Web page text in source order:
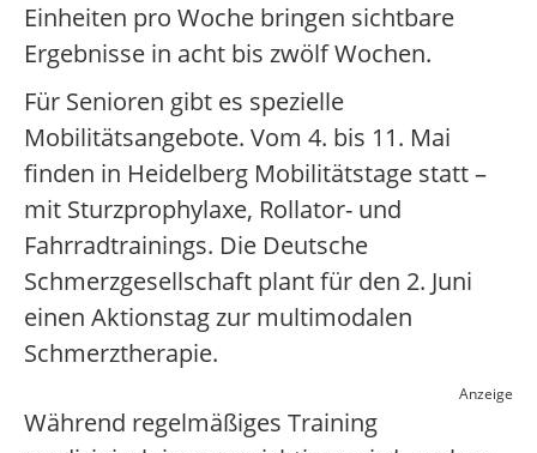
Einheiten pro Woche bringen sichtbare
Ergebnisse in acht bis zwölf Wochen.
Für Senioren gibt es spezielle
Mobilitätsangebote. Vom 4. bis 11. Mai
finden in Heidelberg Mobilitätstage statt –
mit Sturzprophylaxe, Rollator- und
Fahrradtrainings. Die Deutsche
Schmerzgesellschaft plant für den 2. Juni
einen Aktionstag zur multimodalen
Schmerztherapie.
Anzeige
Während regelmäßiges Training